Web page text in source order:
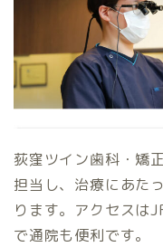
荻窪ツイン歯科・矯
担当し、治療にあた
ります。アクセスは
で通院も便利です。